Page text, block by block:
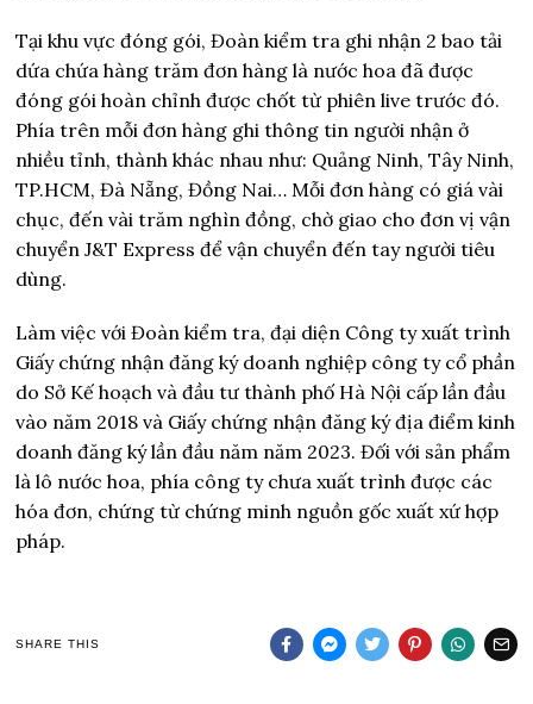
Tại khu vực đóng gói, Đoàn kiểm tra ghi nhận 2 bao tải
dứa chứa hàng trăm đơn hàng là nước hoa đã được
đóng gói hoàn chỉnh được chốt từ phiên live trước đó.
Phía trên mỗi đơn hàng ghi thông tin người nhận ở
nhiều tỉnh, thành khác nhau như: Quảng Ninh, Tây Ninh,
TP.HCM, Đà Nẵng, Đồng Nai… Mỗi đơn hàng có giá vài
chục, đến vài trăm nghìn đồng, chờ giao cho đơn vị vận
chuyển J&T Express để vận chuyển đến tay người tiêu
dùng.
Làm việc với Đoàn kiểm tra, đại diện Công ty xuất trình
Giấy chứng nhận đăng ký doanh nghiệp công ty cổ phần
do Sở Kế hoạch và đầu tư thành phố Hà Nội cấp lần đầu
vào năm 2018 và Giấy chứng nhận đăng ký địa điểm kinh
doanh đăng ký lần đầu năm năm 2023. Đối với sản phẩm
là lô nước hoa, phía công ty chưa xuất trình được các
hóa đơn, chứng từ chứng minh nguồn gốc xuất xứ hợp
pháp.
SHARE THIS